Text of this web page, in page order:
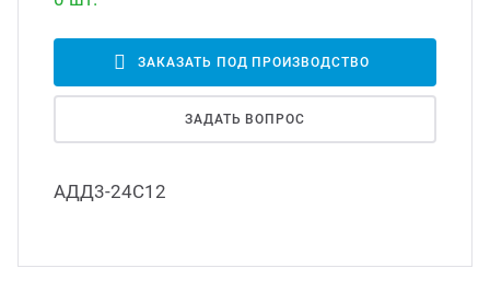
модули питания
DC преобразователи
AC инверторы
ЗАКАЗАТЬ ПОД ПРОИЗВОДСТВО
ЗАДАТЬ ВОПРОС
АДД3-24С12